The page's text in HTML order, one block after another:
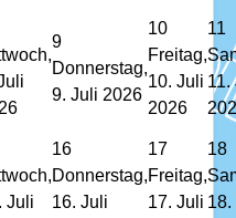
9
Donnerstag,
9. Juli 2026
10
Freitag,
10. Juli
2026
11
11.
Juli
16
Donnerstag,
16. Juli
17
Freitag,
17. Juli
18
18.